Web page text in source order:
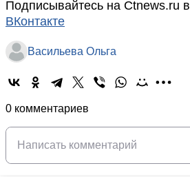
Подписывайтесь на Ctnews.ru в
ВКонтакте
Васильева Ольга
0 комментариев